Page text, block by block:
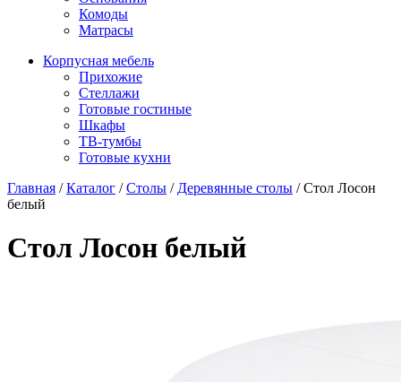
Комоды
Матрасы
Корпусная мебель
Прихожие
Стеллажи
Готовые гостиные
Шкафы
ТВ-тумбы
Готовые кухни
Главная /Каталог /Столы / Деревянные столы /Стол Лосон
белый
Стол Лосон белый